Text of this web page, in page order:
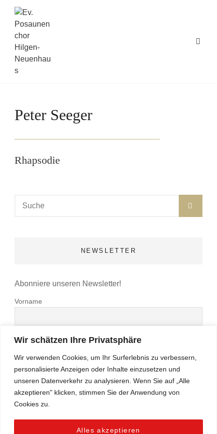
Wir schätzen Ihre Privatsphäre
Wir verwenden Cookies, um Ihr Surferlebnis zu verbessern,
personalisierte Anzeigen oder Inhalte einzusetzen und
unseren Datenverkehr zu analysieren. Wenn Sie auf „Alle
akzeptieren" klicken, stimmen Sie der Anwendung von
Cookies zu.
Alles akzeptieren
Peter Seeger
Rhapsodie
NEWSLETTER
Abonniere unseren Newsletter!
Vorname
E-Mail-Adresse*
Hiermit akzeptiere ich die Datenschutzbestimmungen